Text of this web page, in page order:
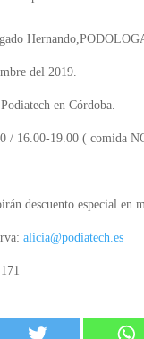
del 2019.
en Córdoba.
/ 16.00-19.00 ( comida
descuento especial en
alicia@podiatech.es